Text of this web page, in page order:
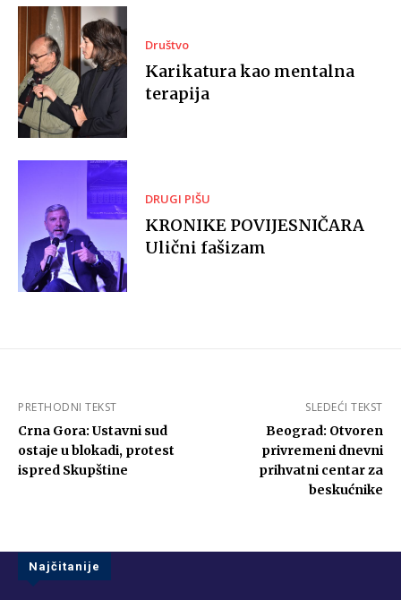
Društvo
Karikatura kao mentalna
terapija
DRUGI PIŠU
KRONIKE POVIJESNIČARA
Ulični fašizam
PRETHODNI TEKST
Crna Gora: Ustavni sud
ostaje u blokadi, protest
ispred Skupštine
SLEDEĆI TEKST
Beograd: Otvoren
privremeni dnevni
prihvatni centar za
beskućnike
Najčitanije